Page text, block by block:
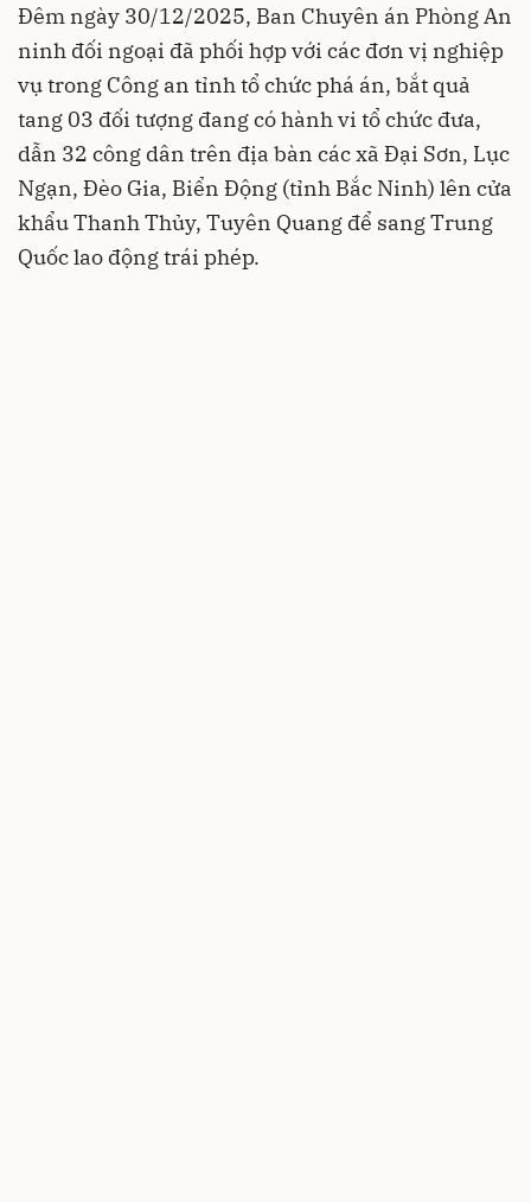
Đêm ngày 30/12/2025, Ban Chuyên án Phòng An
ninh đối ngoại đã phối hợp với các đơn vị nghiệp
vụ trong Công an tỉnh tổ chức phá án, bắt quả
tang 03 đối tượng đang có hành vi tổ chức đưa,
dẫn 32 công dân trên địa bàn các xã Đại Sơn, Lục
Ngạn, Đèo Gia, Biển Động (tỉnh Bắc Ninh) lên cửa
khẩu Thanh Thủy, Tuyên Quang để sang Trung
Quốc lao động trái phép.